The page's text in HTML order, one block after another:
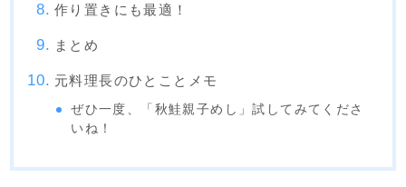
作り置きにも最適！
まとめ
元料理長のひとことメモ
ぜひ一度、「秋鮭親子めし」試してみてくださ
いね！